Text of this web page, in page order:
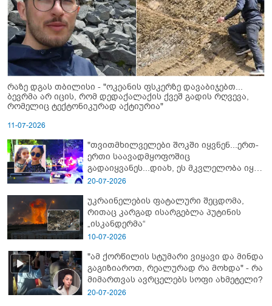
რაზე დგას თბილისი - "ოკეანის ფსკერზე დავაბიჯებთ...
ბევრმა არ იცის, რომ დედაქალაქის ქვეშ გადის რღვევა,
რომელიც ტექტონიკურად აქტიურია"
11-07-2026
"თვითმხილველები შოკში იყვნენ...ერთ-
ერთი საავადმყოფოშიც
გადაიყვანეს...დიახ, ეს მკვლელობა იყო"
- გორში დატრიალებული ტრაგედიის
20-07-2026
უკრაინელების ფატალური შეცდომა,
რითაც კარგად ისარგებლა პუტინის
„ისკანდერმა“
10-07-2026
"ამ ქორწილის სტუმარი ვიყავი და მინდა
გაგიზიაროთ, რეალურად რა მოხდა" - რა
მიმართვას ავრცელებს სოფი ახმეტელი?
20-07-2026